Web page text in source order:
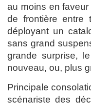
au moins en faveur
de frontière entre
déployant un
sans grand
grande surprise,
nouveau, ou, plus
Principale
scénariste des